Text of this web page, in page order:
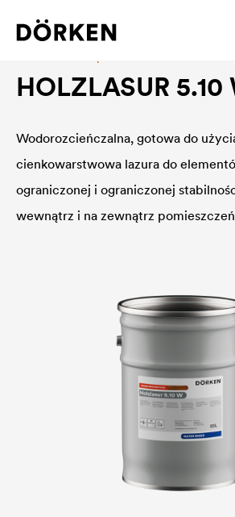
HOLZLASUR 5.10
Wodorozcieńczalna, gotowa do
cienkowarstwowa lazura do
ograniczonej i ograniczonej
wewnątrz i na zewnątrz